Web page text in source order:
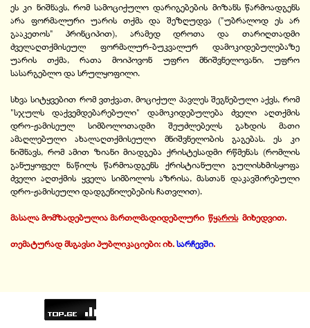
ეს კი ნიშნავს, რომ სამოციქულო დარიგებების მიზანს წარმოადგენს
არა ფორმალური უარის თქმა და შეზღუდვა ("უბრალოდ ეს არ
გააკეთოს" პრინციპით), არამედ დროთა და თარიღთადმი
ძველაღთქმისეულ ფორმალურ-ბუკვალურ დამოკიდებულებაზე
უარის თქმა, რათა მოიპოვონ უფრო მნიშვნელოვანი, უფრო
სასარგებლო და სრულყოფილი.
სხვა სიტყვებით რომ ვთქვათ, მოციქულ პავლეს შეგნებული აქვს, რომ
"სჯულს დაქვემდებარებული" დამოკიდებულება ძველი აღთქმის
დრო-ჟამისეულ სიმბოლოთადმი შეუძლებელს გახდის მათი
ამაღლებული ახალაღთქმისეული მნიშვნელობის გაგებას. ეს კი
ნიშნავს, რომ ამით ზიანი მიადგება ქრისტესადმი რწმენას (რომლის
განუყოფელ ნაწილს წარმოადგენს ქრისტიანული გულისხმისყოფა
ძველი აღთქმის ყველა სიმბოლოს აზრისა, მასთან დაკავშირებული
დრო-ჟამისეული დადგენილებების ჩათვლით).
მასალა მომზადებულია მართლმადიდებლური წყაროს. მიხედვით.
თემატურად მსგავსი პუბლიკაციები: იხ.სარჩევში.